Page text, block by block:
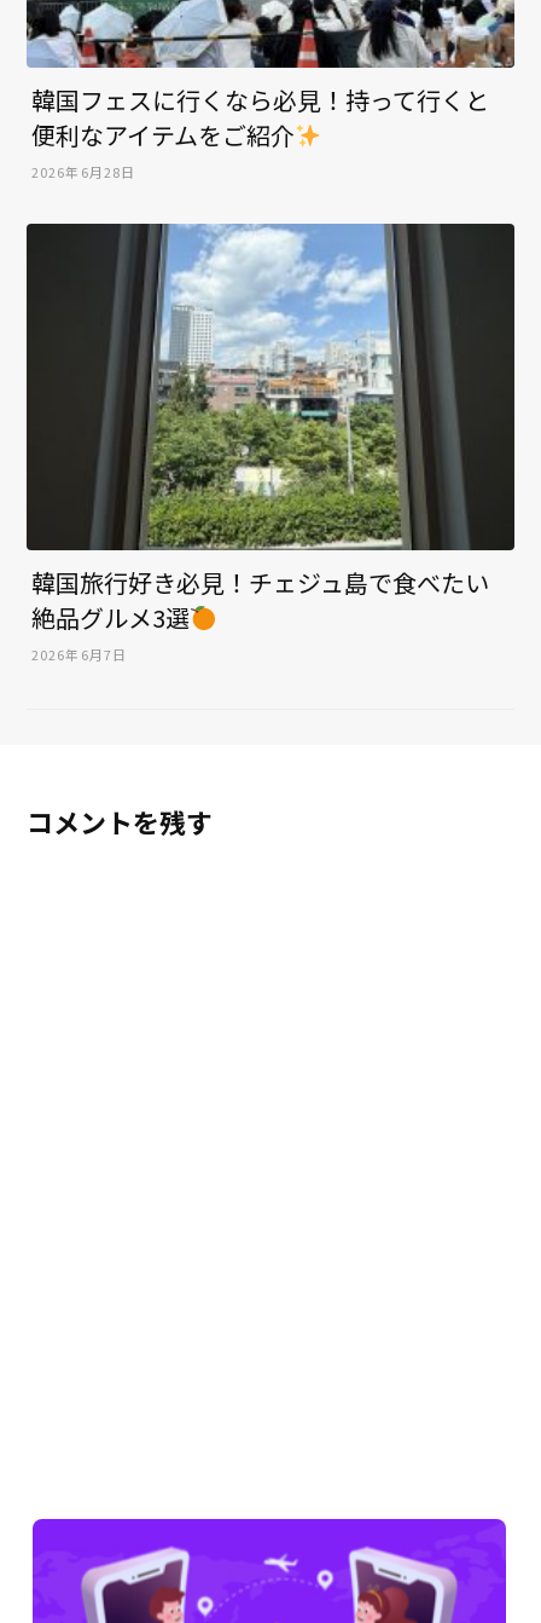
韓国フェスに行くなら必見！持って行くと
便利なアイテムをご紹介
2026年6月28日
韓国旅行好き必見！チェジュ島で食べたい
絶品グルメ3選
2026年6月7日
コメントを残す